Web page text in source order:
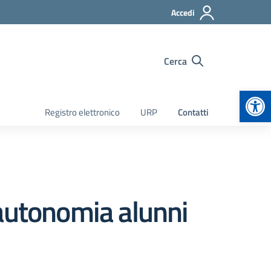
Accedi
Cerca
Registro elettronico URP Contatti
alunni